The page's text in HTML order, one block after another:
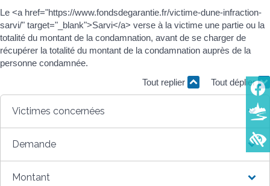
Le <a href="https://www.fondsdegarantie.fr/victime-dune-infraction-
sarvi/" target="_blank">Sarvi</a> verse à la victime une partie ou la
totalité du montant de la condamnation, avant de se charger de
récupérer la totalité du montant de la condamnation auprès de la
personne condamnée.
Tout replier
Tout déplier
Victimes concernées
Demande
Montant